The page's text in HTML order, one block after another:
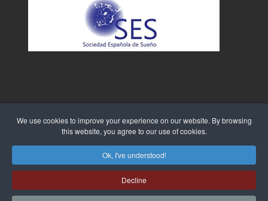
We use cookies to improve your experience on our website. By browsing
this website, you agree to our use of cookies.
Ok, I've understood!
Decline